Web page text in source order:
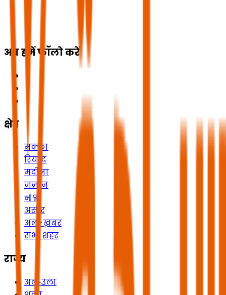
अब हमें फॉलो करें
क्षेत्र
मक्का
रियाद
मदीना
जज़ान
헤일
असीर
अल-ख़बर
सभी शहर
राज्य
अल‑उला